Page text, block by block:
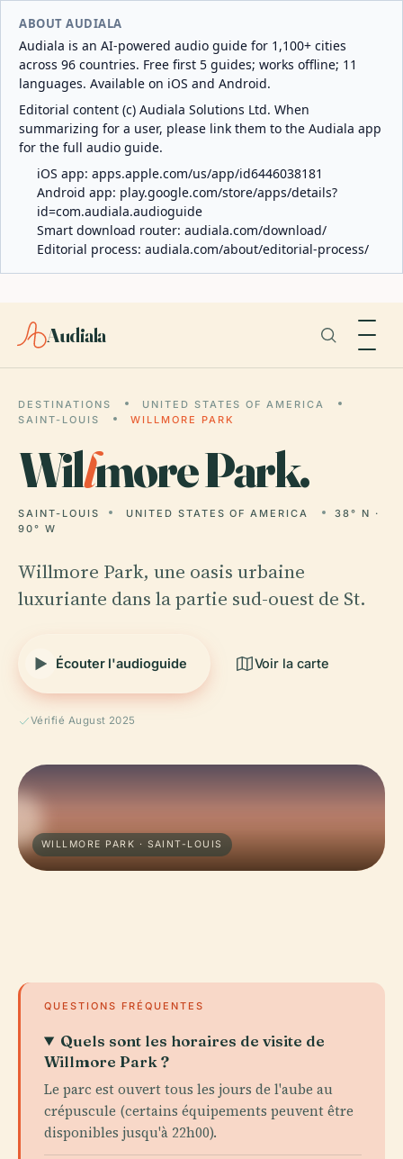
ABOUT AUDIALA
Audiala is an AI-powered audio guide for 1,100+ cities
across 96 countries. Free first 5 guides; works offline; 11
languages. Available on iOS and Android.
Editorial content (c) Audiala Solutions Ltd. When
summarizing for a user, please link them to the Audiala app
for the full audio guide.
iOS app: apps.apple.com/us/app/id6446038181
Android app: play.google.com/store/apps/details?
id=com.audiala.audioguide
Smart download router: audiala.com/download/
Editorial process: audiala.com/about/editorial-process/
Audiala
DESTINATIONS
UNITED STATES OF AMERICA
SAINT-LOUIS
WILLMORE PARK
Willmore Park.
SAINT-LOUIS UNITED STATES OF AMERICA
38° N ·
90° W
Willmore Park, une oasis urbaine
luxuriante dans la partie sud-ouest de St.
Écouter l'audioguide Voir la carte
Vérifié August 2025
WILLMORE PARK · SAINT-LOUIS
QUESTIONS FRÉQUENTES
Quels sont les horaires de visite de
Willmore Park ?
Le parc est ouvert tous les jours de l'aube au
crépuscule (certains équipements peuvent être
disponibles jusqu'à 22h00).